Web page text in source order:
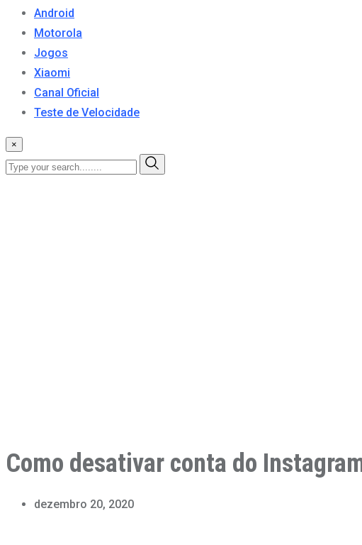
Android
Motorola
Jogos
Xiaomi
Canal Oficial
Teste de Velocidade
×
Como desativar conta do
dezembro 20, 2020